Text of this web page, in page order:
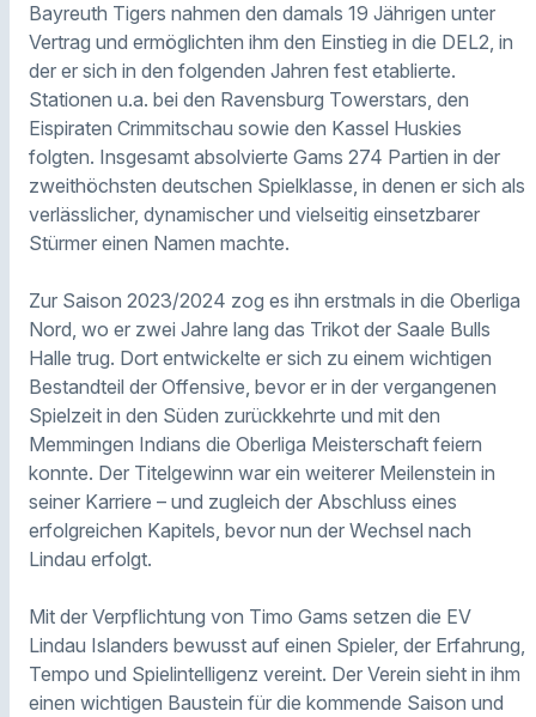
Bayreuth Tigers nahmen den damals 19 Jährigen unter
Vertrag und ermöglichten ihm den Einstieg in die DEL2, in
der er sich in den folgenden Jahren fest etablierte.
Stationen u.a. bei den Ravensburg Towerstars, den
Eispiraten Crimmitschau sowie den Kassel Huskies
folgten. Insgesamt absolvierte Gams 274 Partien in der
zweithöchsten deutschen Spielklasse, in denen er sich als
verlässlicher, dynamischer und vielseitig einsetzbarer
Stürmer einen Namen machte.
Zur Saison 2023/2024 zog es ihn erstmals in die Oberliga
Nord, wo er zwei Jahre lang das Trikot der Saale Bulls
Halle trug. Dort entwickelte er sich zu einem wichtigen
Bestandteil der Offensive, bevor er in der vergangenen
Spielzeit in den Süden zurückkehrte und mit den
Memmingen Indians die Oberliga Meisterschaft feiern
konnte. Der Titelgewinn war ein weiterer Meilenstein in
seiner Karriere – und zugleich der Abschluss eines
erfolgreichen Kapitels, bevor nun der Wechsel nach
Lindau erfolgt.
Mit der Verpflichtung von Timo Gams setzen die EV
Lindau Islanders bewusst auf einen Spieler, der Erfahrung,
Tempo und Spielintelligenz vereint. Der Verein sieht in ihm
einen wichtigen Baustein für die kommende Saison und